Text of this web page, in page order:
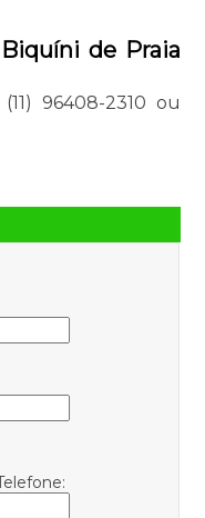
de Praia
(11) 96408-2310 ou